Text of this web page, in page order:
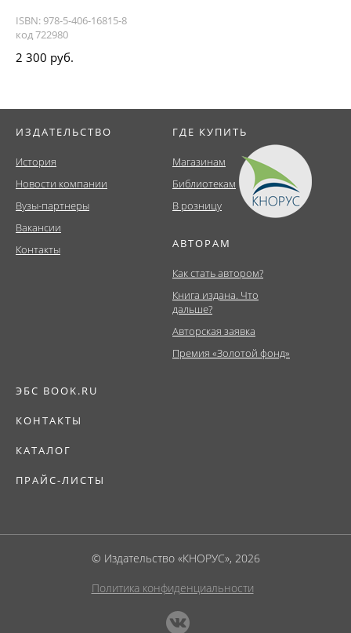
ISBN: 978-5-406-16815-8
код 722980
2 300 руб.
ИЗДАТЕЛЬСТВО
История
Новости компании
Вузы-партнеры
Вакансии
Контакты
ГДЕ КУПИТЬ
Магазинам
Библиотекам
В розницу
АВТОРАМ
Как стать автором?
Книга издана. Что
дальше?
Авторская заявка
Премия «Золотой фонд»
ЭБС BOOK.RU
КОНТАКТЫ
КАТАЛОГ
ПРАЙС-ЛИСТЫ
© Издательство «КНОРУС», 2026
Политика конфиденциальности